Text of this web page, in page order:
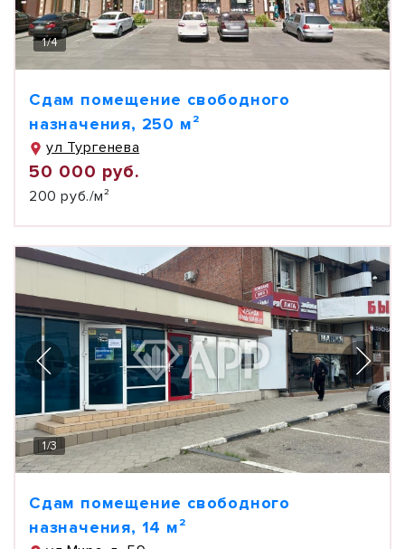
1/4
Сдам помещение свободного
назначения, 250 м²
ул Тургенева
50 000 руб.
200 руб./м²
1/3
Сдам помещение свободного
назначения, 14 м²